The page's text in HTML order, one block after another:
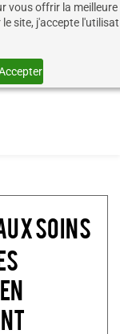
vous offrir la meilleure
site, j'accepte
soins